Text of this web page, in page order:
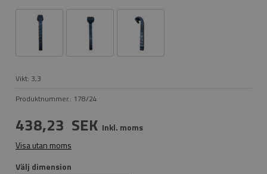
Vikt: 3,3
Produktnummer.: 178/24
438,23 SEK Inkl. moms
Visa utan moms
Välj dimension